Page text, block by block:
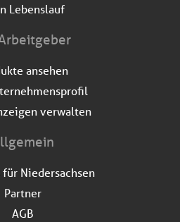
Lebenslauf
ansehen
verwalten
für Niedersachsen
Partner
AGB